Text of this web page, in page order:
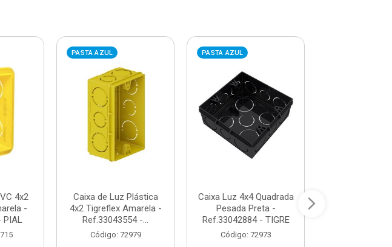
4x2
-
PIAL
PASTA AZUL
Caixa de Luz Plástica
4x2 Tigreflex Amarela -
Ref.33043554 -...
Código: 72979
PASTA AZUL
Caixa Luz 4x4 Quadrada
Pesada Preta -
Ref.33042884 - TIGRE
Código: 72973